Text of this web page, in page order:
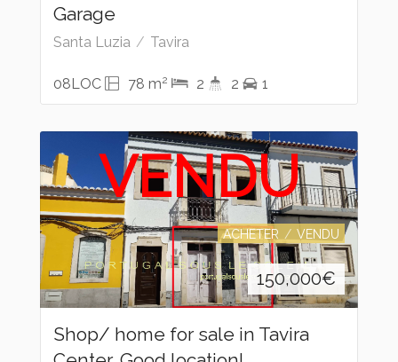
Garage
Santa Luzia Tavira
08LOC 78 m2 2 2 1
VENDU
ACHETER VENDU
150,000€
Shop/ home for sale in Tavira